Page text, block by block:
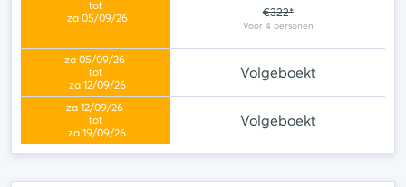
€322*
Volgeboekt
Volgeboekt